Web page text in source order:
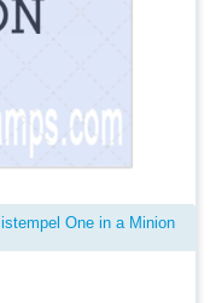
One in a Minion